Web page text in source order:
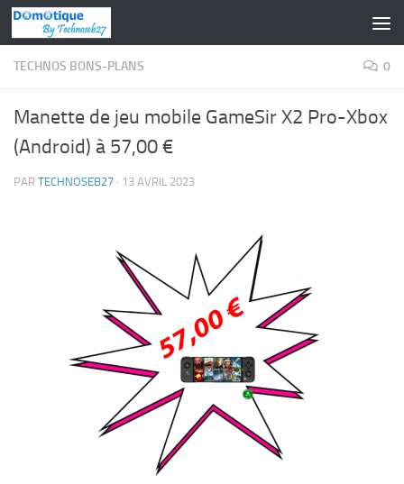
Skip to content
TECHNOS BONS-PLANS 0
Manette de jeu mobile GameSir X2 Pro-Xbox
(Android) à 57,00 €
PAR TECHNOSEB27 · 13 AVRIL 2023